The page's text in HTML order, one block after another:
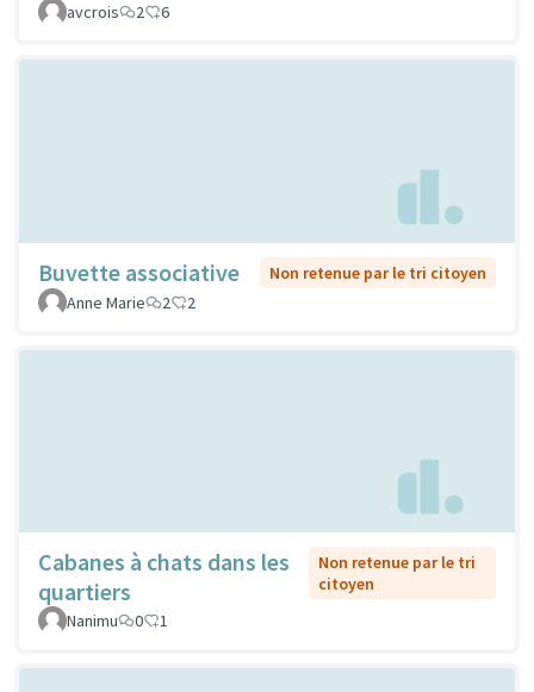
avcrois
2 6
Buvette associative
Non retenue par le tri citoyen
Anne Marie
2 2
Cabanes à chats dans les
quartiers
Non retenue par le tri
citoyen
Nanimu
0 1